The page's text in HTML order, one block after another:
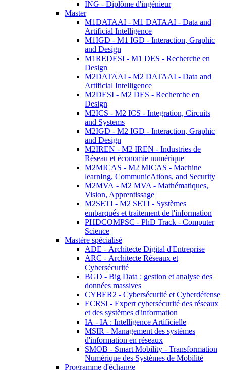
ING - Diplôme d'ingénieur
Master
M1DATAAI - M1 DATAAI - Data and
Artificial Intelligence
M1IGD - M1 IGD - Interaction, Graphic
and Design
M1REDESI - M1 DES - Recherche en
Design
M2DATAAI - M2 DATAAI - Data and
Artificial Intelligence
M2DESI - M2 DES - Recherche en
Design
M2ICS - M2 ICS - Integration, Circuits
and Systems
M2IGD - M2 IGD - Interaction, Graphic
and Design
M2IREN - M2 IREN - Industries de
Réseau et économie numérique
M2MICAS - M2 MICAS - Machine
learnIng, CommunicAtions, and Security
M2MVA - M2 MVA - Mathématiques,
Vision, Apprentissage
M2SETI - M2 SETI - Systèmes
embarqués et traitement de l'information
PHDCOMPSC - PhD Track - Computer
Science
Mastère spécialisé
ADE - Architecte Digital d'Entreprise
ARC - Architecte Réseaux et
Cybersécurité
BGD - Big Data : gestion et analyse des
données massives
CYBER2 - Cybersécurité et Cyberdéfense
ECRSI - Expert cybersécurité des réseaux
et des systèmes d'information
IA - IA : Intelligence Artificielle
MSIR - Management des systèmes
d'information en réseaux
SMOB - Smart Mobility - Transformation
Numérique des Systèmes de Mobilité
Programme d'échange